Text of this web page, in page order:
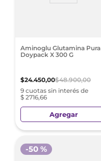
Aminoglu Glutamina Pura
Doypack X 300 G
$24.450,00$48.900,00
9 cuotas sin interés de
$ 2716,66
Agregar
-50 %